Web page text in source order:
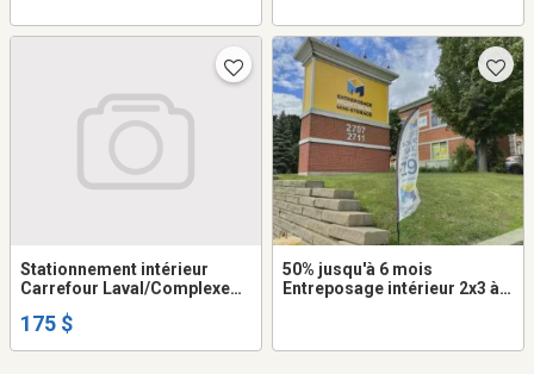
Stationnement intérieur
Carrefour Laval/Complexe
175 $
50% jusqu'à 6 mois
Entreposage intérieur 2x3 à